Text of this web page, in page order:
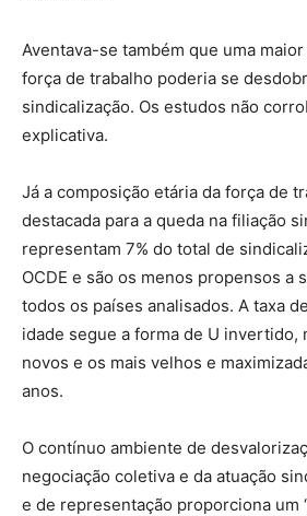
Aventava-se também que uma
força de trabalho poderia se
sindicalização. Os estudos não
explicativa.
Já a composição etária da força de
destacada para a queda na filiação
representam 7% do total de
OCDE e são os menos propensos a
todos os países analisados. A taxa
idade segue a forma de U invertido,
novos e os mais velhos e
anos.
O contínuo ambiente de
negociação coletiva e da atuação
e de representação proporciona um